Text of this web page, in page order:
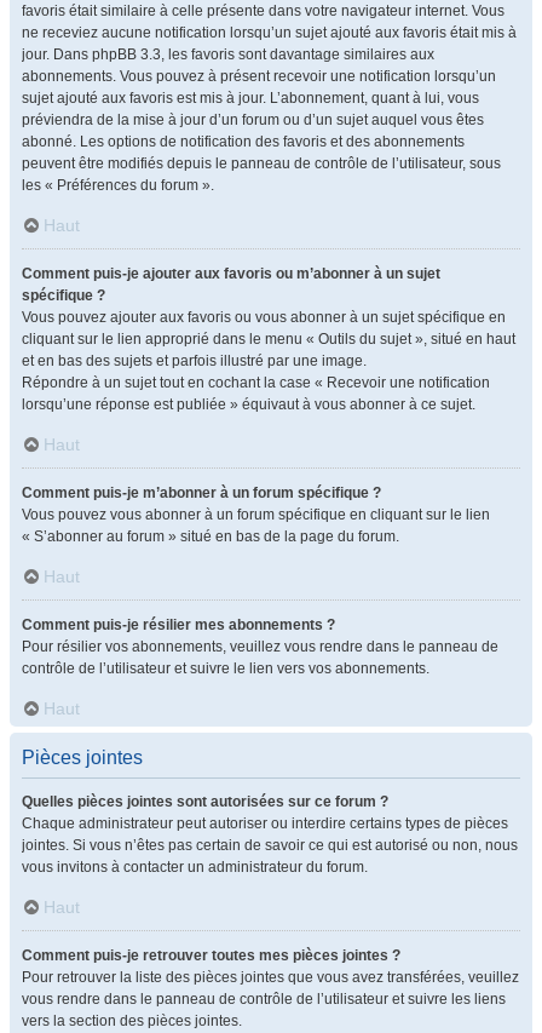
favoris était similaire à celle présente dans votre navigateur internet. Vous
ne receviez aucune notification lorsqu’un sujet ajouté aux favoris était mis à
jour. Dans phpBB 3.3, les favoris sont davantage similaires aux
abonnements. Vous pouvez à présent recevoir une notification lorsqu’un
sujet ajouté aux favoris est mis à jour. L’abonnement, quant à lui, vous
préviendra de la mise à jour d’un forum ou d’un sujet auquel vous êtes
abonné. Les options de notification des favoris et des abonnements
peuvent être modifiés depuis le panneau de contrôle de l’utilisateur, sous
les « Préférences du forum ».
Haut
Comment puis-je ajouter aux favoris ou m’abonner à un sujet
spécifique ?
Vous pouvez ajouter aux favoris ou vous abonner à un sujet spécifique en
cliquant sur le lien approprié dans le menu « Outils du sujet », situé en haut
et en bas des sujets et parfois illustré par une image.
Répondre à un sujet tout en cochant la case « Recevoir une notification
lorsqu’une réponse est publiée » équivaut à vous abonner à ce sujet.
Haut
Comment puis-je m’abonner à un forum spécifique ?
Vous pouvez vous abonner à un forum spécifique en cliquant sur le lien
« S’abonner au forum » situé en bas de la page du forum.
Haut
Comment puis-je résilier mes abonnements ?
Pour résilier vos abonnements, veuillez vous rendre dans le panneau de
contrôle de l’utilisateur et suivre le lien vers vos abonnements.
Haut
Pièces jointes
Quelles pièces jointes sont autorisées sur ce forum ?
Chaque administrateur peut autoriser ou interdire certains types de pièces
jointes. Si vous n’êtes pas certain de savoir ce qui est autorisé ou non, nous
vous invitons à contacter un administrateur du forum.
Haut
Comment puis-je retrouver toutes mes pièces jointes ?
Pour retrouver la liste des pièces jointes que vous avez transférées, veuillez
vous rendre dans le panneau de contrôle de l’utilisateur et suivre les liens
vers la section des pièces jointes.